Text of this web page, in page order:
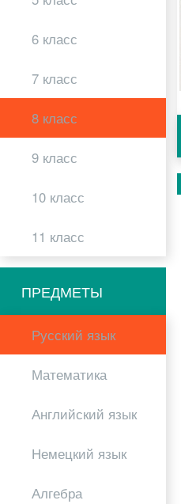
6 класс
7 класс
8 класс
9 класс
10 класс
11 класс
ПРЕДМЕТЫ
Русский язык
Математика
Английский язык
Немецкий язык
Алгебра